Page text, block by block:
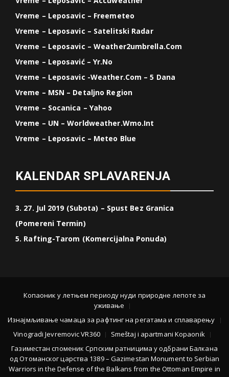
Vreme – Leposavic – Freemeteo
Vreme – Leposavic – Satelitski Radar
Vreme – Leposavic – Weather2umbrella.com
Vreme – Leposavić – Yr.no
Vreme – Leposavic -weather.com – 5 Dana
Vreme – MSN – Detaljno Region
Vreme – Socanica – Yahoo
Vreme – UN – Worldweather.wmo.int
Vreme – Leposavic – Meteo Blue
KALENDAR SPLAVARENJA
3. 27. Jul 2019 (Subota) – Spust Bez Granica
(Pomereni Termin)
5. Rafting-Tarom (Komercijalna Ponuda)
Копаоник у летњем периоду нуди природне лепоте за
уживање
Изнајмљивање чамаца за рафтинг на регатама и сплаварењу
Vinogradi Jevremovic VR360
Smeštaj i apartmani Kopaonik
Газиместан споменик Српским ратницима у одбрани Балкана
од Отоманског царства 1389 – Gazimestan Monument to Serbian
Warriors in the Defense of the Balkans from the Ottoman Empire in